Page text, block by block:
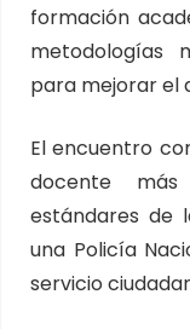
formación
metodologías
para mejorar el
El encuentro
docente
estándares de
una Policía
servicio